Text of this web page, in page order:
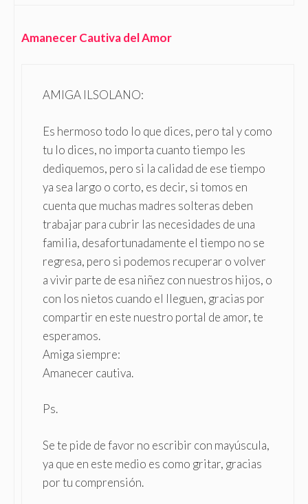
Amanecer Cautiva del Amor
AMIGA ILSOLANO:
Es hermoso todo lo que dices, pero tal y como
tu lo dices, no importa cuanto tiempo les
dediquemos, pero si la calidad de ese tiempo
ya sea largo o corto, es decir, si tomos en
cuenta que muchas madres solteras deben
trabajar para cubrir las necesidades de una
familia, desafortunadamente el tiempo no se
regresa, pero si podemos recuperar o volver
a vivir parte de esa niñez con nuestros hijos, o
con los nietos cuando el lleguen, gracias por
compartir en este nuestro portal de amor, te
esperamos.
Amiga siempre:
Amanecer cautiva.
Ps.
Se te pide de favor no escribir con mayúscula,
ya que en este medio es como gritar, gracias
por tu comprensión.